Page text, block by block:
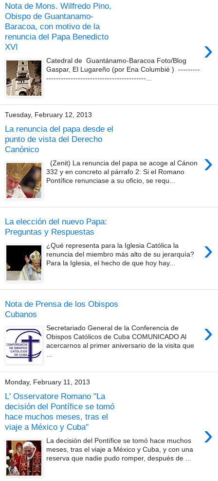
Nota de Mons. Wilfredo Pino,
Obispo de Guantanamo-
Baracoa, con motivo de la
renuncia del Papa Benedicto
XVI
›
Catedral de Guantánamo-Baracoa Foto/Blog
Gaspar, El Lugareño (por Ena Columbié ) ---------
-----------------------------------------...
Tuesday, February 12, 2013
La renuncia del papa desde el
punto de vista del Derecho
Canónico
›
(Zenit) La renuncia del papa se acoge al Cánon
332 y en concreto al párrafo 2: Si el Romano
Pontífice renunciase a su oficio, se requ...
La elección del nuevo Papa:
Preguntas y Respuestas
›
¿Qué representa para la Iglesia Católica la
renuncia del miembro más alto de su jerarquía?
Para la Iglesia, el hecho de que hoy hay...
Nota de Prensa de los Obispos
Cubanos
›
Secretariado General de la Conferencia de
Obispos Católicos de Cuba COMUNICADO Al
acercarnos al primer aniversario de la visita que
...
Monday, February 11, 2013
L' Osservatore Romano "La
decisión del Pontífice se tomó
hace muchos meses, tras el
viaje a México y Cuba"
›
La decisión del Pontífice se tomó hace muchos
meses, tras el viaje a México y Cuba, y con una
reserva que nadie pudo romper, después de ...